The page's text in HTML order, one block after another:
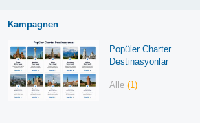
Kampagnen
Popüler Charter
Destinasyonlar
Alle(1)